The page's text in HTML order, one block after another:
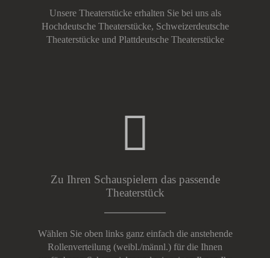
Unsere Theaterstücke erhalten Sie bei uns als
Hochdeutsche Theaterstücke, Schweizerdeutsche
Theaterstücke und Plattdeutsche Theaterstücke
Zu Ihren Schauspielern das passende
Theaterstück
Wählen Sie oben links ganz einfach die anstehende
Rollenverteilung (weibl./männl.) für die Ihnen